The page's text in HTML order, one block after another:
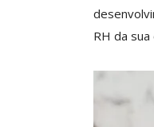
RH da